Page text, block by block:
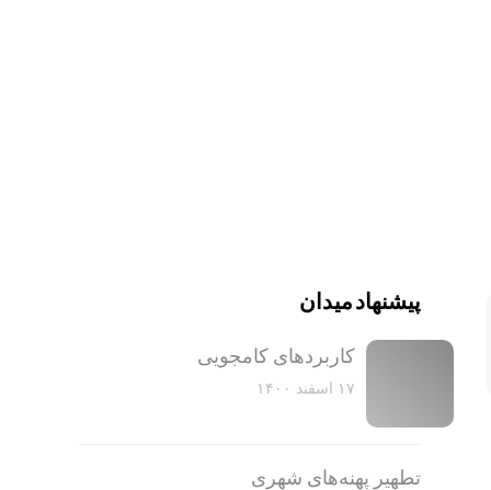
پیشنهاد میدان
کاربرد‌های کامجویی
۱۷ اسفند ۱۴۰۰
تطهیر پهنه‌های شهری